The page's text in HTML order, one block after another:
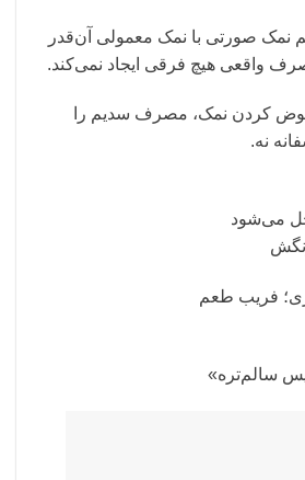
نمک صورتی با نمک معمولی آن‌قدر
واقعی هیچ فرقی ایجاد نمی‌کند.
کردن نمک، مصرف سدیم را
نه.
می‌شود
فریب طعم
سالم‌تره»